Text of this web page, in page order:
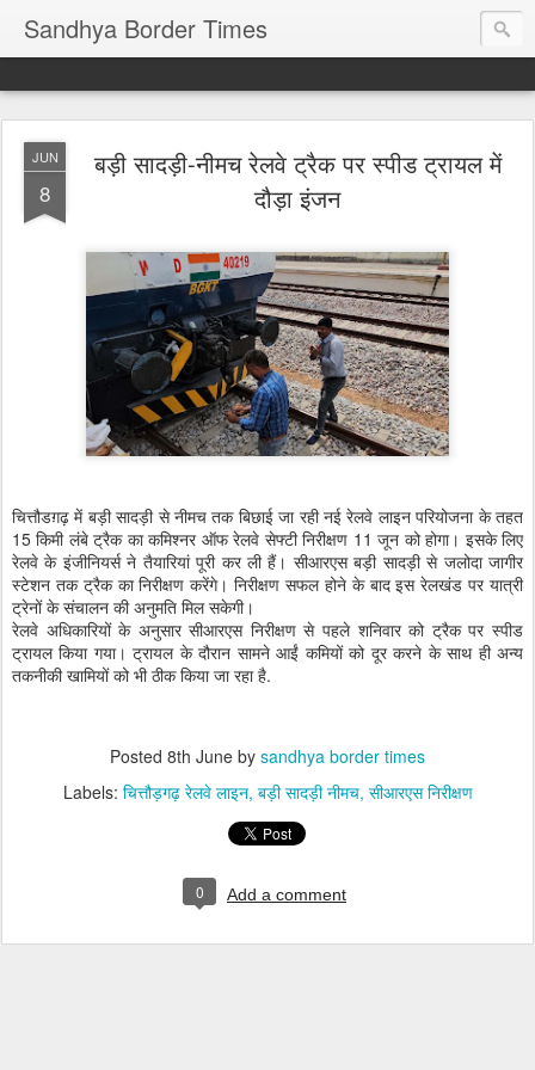
Sandhya Border Times
JUN
8
बड़ी सादड़ी-नीमच रेलवे ट्रैक पर स्पीड ट्रायल में
दौड़ा इंजन
चित्तौडग़ढ़ में बड़ी सादड़ी से नीमच तक बिछाई जा रही नई रेलवे लाइन परियोजना के तहत
15 किमी लंबे ट्रैक का कमिश्नर ऑफ रेलवे सेफ्टी निरीक्षण 11 जून को होगा। इसके लिए
रेलवे के इंजीनियर्स ने तैयारियां पूरी कर ली हैं। सीआरएस बड़ी सादड़ी से जलोदा जागीर
स्टेशन तक ट्रैक का निरीक्षण करेंगे। निरीक्षण सफल होने के बाद इस रेलखंड पर यात्री
ट्रेनों के संचालन की अनुमति मिल सकेगी।
रेलवे अधिकारियों के अनुसार सीआरएस निरीक्षण से पहले शनिवार को ट्रैक पर स्पीड
ट्रायल किया गया। ट्रायल के दौरान सामने आईं कमियों को दूर करने के साथ ही अन्य
तकनीकी खामियों को भी ठीक किया जा रहा है.
Posted 8th June by sandhya border times
Labels: चित्तौड़गढ़ रेलवे लाइन बड़ी सादड़ी नीमच सीआरएस निरीक्षण
0 Add a comment